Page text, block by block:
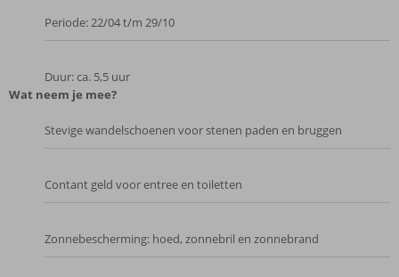
Periode: 22/04 t/m 29/10
Duur: ca. 5,5 uur
Wat neem je mee?
Stevige wandelschoenen voor stenen paden en bruggen
Contant geld voor entree en toiletten
Zonnebescherming: hoed, zonnebril en zonnebrand